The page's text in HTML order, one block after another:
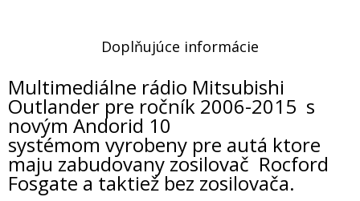
Doplňujúce informácie
Multimediálne rádio Mitsubishi
Outlander pre ročník 2006-2015 s
novým Andorid 10
systémom vyrobeny pre autá ktore
maju zabudovany zosilovač Rocford
Fosgate a taktiež bez zosilovača.